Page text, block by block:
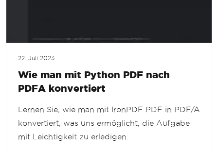
22. Juli 2023
Wie man mit Python PDF nach
PDFA konvertiert
Lernen Sie, wie man mit IronPDF PDF in PDF/A
konvertiert, was uns ermöglicht, die Aufgabe
mit Leichtigkeit zu erledigen.